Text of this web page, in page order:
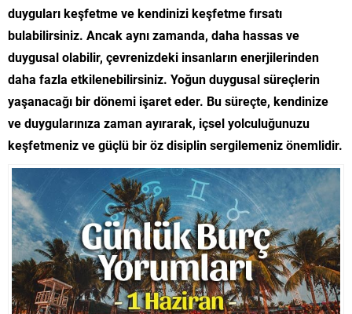
duyguları keşfetme ve kendinizi keşfetme fırsatı
bulabilirsiniz. Ancak aynı zamanda, daha hassas ve
duygusal olabilir, çevrenizdeki insanların enerjilerinden
daha fazla etkilenebilirsiniz. Yoğun duygusal süreçlerin
yaşanacağı bir dönemi işaret eder. Bu süreçte, kendinize
ve duygularınıza zaman ayırarak, içsel yolculuğunuzu
keşfetmeniz ve güçlü bir öz disiplin sergilemeniz önemlidir.